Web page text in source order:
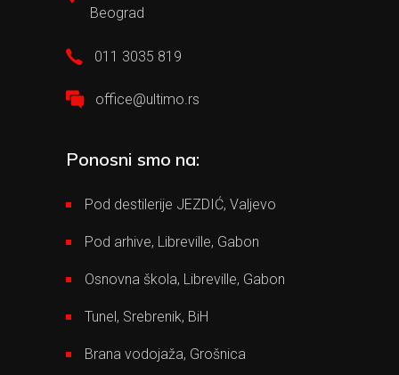
Beograd
011 3035 819
office@ultimo.rs
Ponosni smo na:
Pod destilerije JEZDIĆ, Valjevo
Pod arhive, Libreville, Gabon
Osnovna škola, Libreville, Gabon
Tunel, Srebrenik, BiH
Brana vodojaža, Grošnica